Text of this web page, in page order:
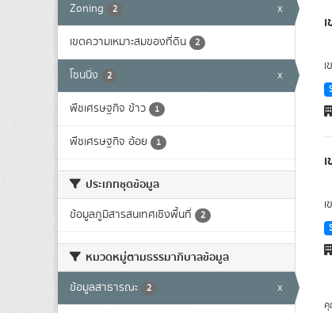
Zoning 2 x
เขตความเหมาะสมของที่ดิน 2
โซนนิ่ง 2 x
พืชเศรษฐกิจ ข้าว 1
พืชเศรษฐกิจ อ้อย 1
ประเภทชุดข้อมูล
ข้อมูลภูมิสารสนเทศเชิงพื้นที่ 2
หมวดหมู่ตามธรรมาภิบาลข้อมูล
ข้อมูลสาธารณะ 2 x